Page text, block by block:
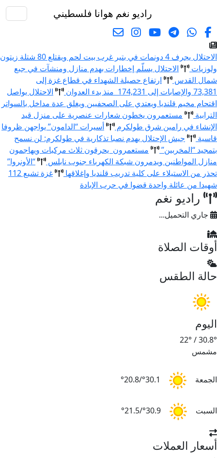
راديو نغم هوانا فلسطيني
الاحتلال يجرف 4 دونمات في بتير غرب بيت لحم ويقتلع 80 شتلة زيتون
ولوزيات
الاحتلال يسلّم إخطارات بهدم منازل ومنشآت في جبع
شمال القدس
ارتفاع حصيلة الشهداء في قطاع غزة إلى
73,381 والإصابات إلى 174,231 منذ بدء العدوان
الاحتلال يواصل
اقتحام مخيم قلنديا ويعتدي على الصحفيين ويغلق عدة مداخل بالسواتر
الترابية
مستعمرون يخطون شعارات عنصرية على منزل قيد
الإنشاء في رامين شرق طولكرم
أسيرات “الدامون” يواجهن ظروفا
قاسية
جيش الإحتلال يهدم نصبا تذكارية في طولكرم: لن نسمح
بتمجيد “المخربين”
مستعمرون يحرقون ثلاث مركبات ويهاجمون
منازل المواطنين ويدمرون شبكة الكهرباء جنوب نابلس
“الأونروا”
تحذر من الاستيلاء على كلية تدريب قلنديا وإغلاقها
غزة تشيع 112
شهيدا من عائلة واحدة قضوا في حرب الإبادة
راديو نغم
جاري التحميل...
أوقات الصلاة
حالة الطقس
اليوم
30.8°
/
22°
مشمس
الجمعة 30.1°/20.8°
السبت 30.9°/21.5°
أسعار العملات